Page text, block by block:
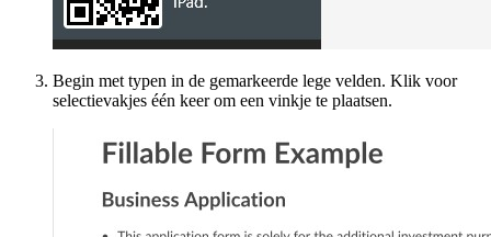
Begin met typen in de gemarkeerde lege velden. Klik voor
selectievakjes één keer om een vinkje te plaatsen.